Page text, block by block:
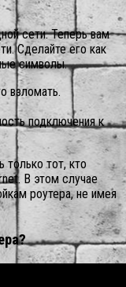
сети. Теперь вам
Сделайте его как
символы.
взломать.
подключения к
тот, кто
В этом случае
роутера, не имея